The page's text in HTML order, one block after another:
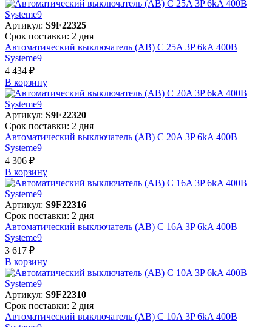
Артикул: S9F22325
Срок поставки: 2 дня
Автоматический выключатель (АВ) C 25A 3P 6kA 400В
Systeme9
4 434 ₽
В корзинy
Артикул: S9F22320
Срок поставки: 2 дня
Автоматический выключатель (АВ) C 20A 3P 6kA 400В
Systeme9
4 306 ₽
В корзинy
Артикул: S9F22316
Срок поставки: 2 дня
Автоматический выключатель (АВ) C 16A 3P 6kA 400В
Systeme9
3 617 ₽
В корзинy
Артикул: S9F22310
Срок поставки: 2 дня
Автоматический выключатель (АВ) C 10A 3P 6kA 400В